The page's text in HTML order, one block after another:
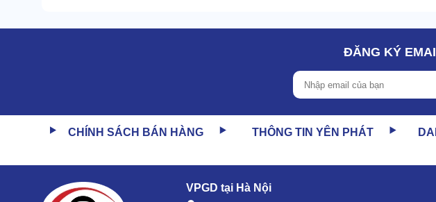
Phụ kiện hút đi kèm gồm: bàn hút nước/bụi biệt lập, thêm đầu hút... Hút được
rắn, lỏng,...
ĐĂNG KÝ
CHÍNH SÁCH BÁN HÀNG THÔNG TIN YÊN PHÁT
VPGD tại Hà Nội